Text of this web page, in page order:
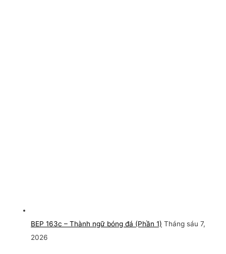
BEP 163c – Thành ngữ bóng đá (Phần 1) Tháng sáu 7,
2026